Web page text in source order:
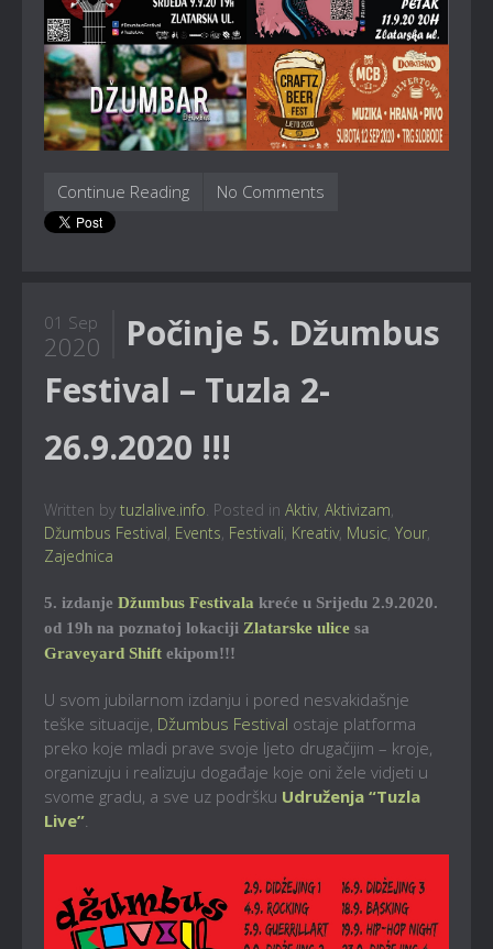
Continue Reading No Comments
01 Sep
2020
Počinje 5. Džumbus
Festival – Tuzla 2-
26.9.2020 !!!
Written by tuzlalive.info . Posted in Aktiv, Aktivizam
Džumbus Festival Events Festivali Kreativ, Music Your
Zajednica
5. izdanje Džumbus Festivala kreće u Srijedu 2.9.2020.
od 19h na poznatoj lokaciji Zlatarske ulice sa
Graveyard Shift ekipom!!!
U svom jubilarnom izdanju i pored nesvakidašnje
teške situacije, Džumbus Festival ostaje platforma
preko koje mladi prave svoje ljeto drugačijim – kroje,
organizuju i realizuju događaje koje oni žele vidjeti u
svome gradu, a sve uz podršku Udruženja “Tuzla
Live”